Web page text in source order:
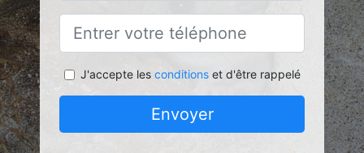
J'accepte les conditionset d'être rappelé
Envoyer